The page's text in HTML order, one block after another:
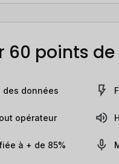
60 points
des données
opérateur
à + de 85%